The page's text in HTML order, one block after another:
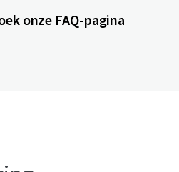
onze FAQ-pagina